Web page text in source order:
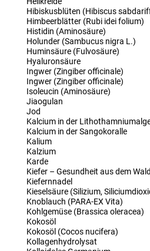
Hibiskusblüten (Hibiscus
Himbeerblätter (Rubi idei folium)
Histidin (Aminosäure)
Holunder (Sambucus nigra L.)
Huminsäure (Fulvosäure)
Hyaluronsäure
Ingwer (Zingiber officinale)
Ingwer (Zingiber officinale)
Isoleucin (Aminosäure)
Jiaogulan
Jod
Kalcium in der
Kalcium in der Sangokoralle
Kalium
Kalzium
Karde
Kiefer – Gesundheit aus dem Wald
Kiefernnadel
Kieselsäure (Silizium,
Knoblauch (PARA-EX Vita)
Kohlgemüse (Brassica oleracea)
Kokosöl
Kokosöl (Cocos nucifera)
Kollagenhydrolysat